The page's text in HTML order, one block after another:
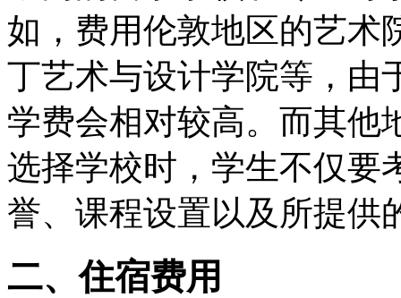
如，费用伦敦地区的艺术
丁艺术与设计学院等，由
学费会相对较高。而其他
选择学校时，学生不仅要
誉、课程设置以及所提供
二、住宿费用